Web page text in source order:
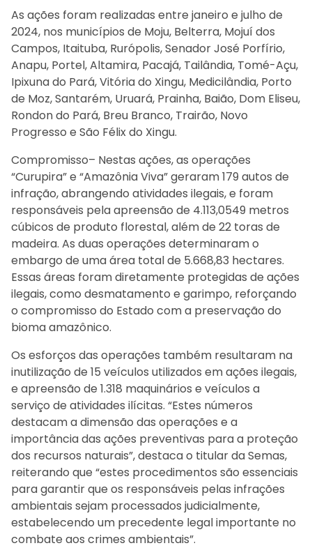
As ações foram realizadas entre janeiro e julho de
2024, nos municípios de Moju, Belterra, Mojuí dos
Campos, Itaituba, Rurópolis, Senador José Porfírio,
Anapu, Portel, Altamira, Pacajá, Tailândia, Tomé-Açu,
Ipixuna do Pará, Vitória do Xingu, Medicilândia, Porto
de Moz, Santarém, Uruará, Prainha, Baião, Dom Eliseu,
Rondon do Pará, Breu Branco, Trairão, Novo
Progresso e São Félix do Xingu.
Compromisso– Nestas ações, as operações
“Curupira” e “Amazônia Viva” geraram 179 autos de
infração, abrangendo atividades ilegais, e foram
responsáveis pela apreensão de 4.113,0549 metros
cúbicos de produto florestal, além de 22 toras de
madeira. As duas operações determinaram o
embargo de uma área total de 5.668,83 hectares.
Essas áreas foram diretamente protegidas de ações
ilegais, como desmatamento e garimpo, reforçando
o compromisso do Estado com a preservação do
bioma amazônico.
Os esforços das operações também resultaram na
inutilização de 15 veículos utilizados em ações ilegais,
e apreensão de 1.318 maquinários e veículos a
serviço de atividades ilícitas. “Estes números
destacam a dimensão das operações e a
importância das ações preventivas para a proteção
dos recursos naturais”, destaca o titular da Semas,
reiterando que “estes procedimentos são essenciais
para garantir que os responsáveis pelas infrações
ambientais sejam processados judicialmente,
estabelecendo um precedente legal importante no
combate aos crimes ambientais”.